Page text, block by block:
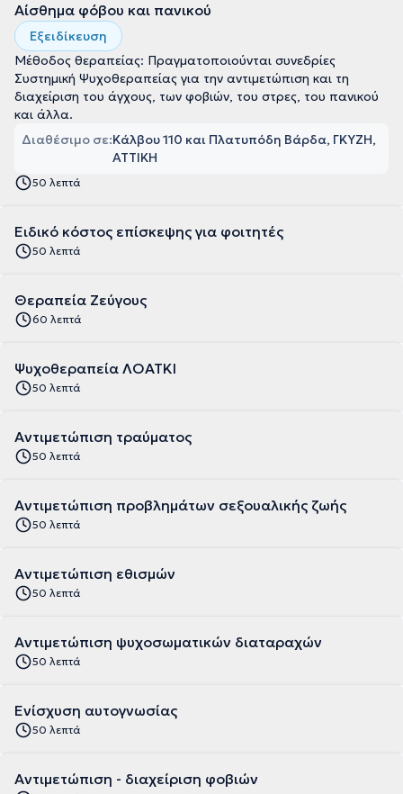
Αίσθημα φόβου και πανικού
Εξειδίκευση
Μέθοδος θεραπείας: Πραγματοποιούνται συνεδρίες
Συστημική Ψυχοθεραπείας για την αντιμετώπιση και τη
διαχείριση του άγχους, των φοβιών, του στρες, του πανικού
και άλλα.
Διαθέσιμο σε:Κάλβου 110 και Πλατυπόδη Βάρδα, ΓΚΥΖΗ,
ΑΤΤΙΚΗ
50 λεπτά
Ειδικό κόστος επίσκεψης για φοιτητές
50 λεπτά
Θεραπεία Ζεύγους
60 λεπτά
Ψυχοθεραπεία ΛΟΑΤΚΙ
50 λεπτά
Αντιμετώπιση τραύματος
50 λεπτά
Αντιμετώπιση προβλημάτων σεξουαλικής ζωής
50 λεπτά
Αντιμετώπιση εθισμών
50 λεπτά
Αντιμετώπιση ψυχοσωματικών διαταραχών
50 λεπτά
Ενίσχυση αυτογνωσίας
50 λεπτά
Αντιμετώπιση - διαχείριση φοβιών